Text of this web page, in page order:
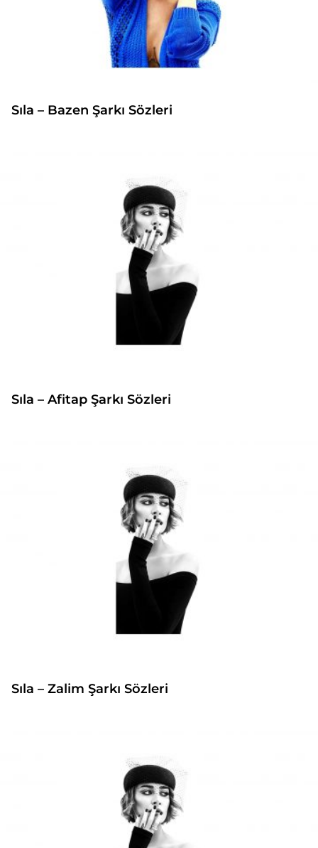
Sıla – Bazen Şarkı Sözleri
Sıla – Afitap Şarkı Sözleri
Sıla – Zalim Şarkı Sözleri